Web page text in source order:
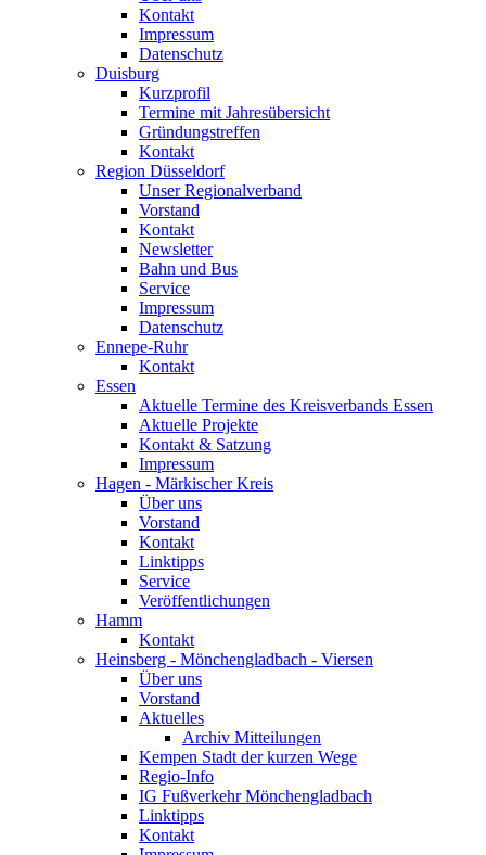
Kontakt
Impressum
Datenschutz
Duisburg
Kurzprofil
Termine mit Jahresübersicht
Gründungstreffen
Kontakt
Region Düsseldorf
Unser Regionalverband
Vorstand
Kontakt
Newsletter
Bahn und Bus
Service
Impressum
Datenschutz
Ennepe-Ruhr
Kontakt
Essen
Aktuelle Termine des Kreisverbands Essen
Aktuelle Projekte
Kontakt & Satzung
Impressum
Hagen - Märkischer Kreis
Über uns
Vorstand
Kontakt
Linktipps
Service
Veröffentlichungen
Hamm
Kontakt
Heinsberg - Mönchengladbach - Viersen
Über uns
Vorstand
Aktuelles
Archiv Mitteilungen
Kempen Stadt der kurzen Wege
Regio-Info
IG Fußverkehr Mönchengladbach
Linktipps
Kontakt